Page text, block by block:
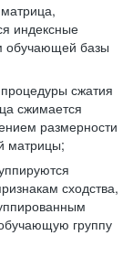
индексные
обучающей базы
сжатия
сжимается
размерности
матрицы;
сходства,
группу